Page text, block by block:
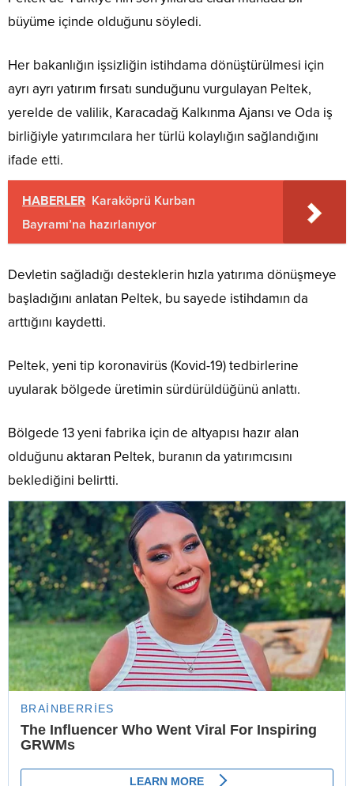
büyüme içinde olduğunu söyledi.
Her bakanlığın işsizliğin istihdama dönüştürülmesi için
ayrı ayrı yatırım fırsatı sunduğunu vurgulayan Peltek,
yerelde de valilik, Karacadağ Kalkınma Ajansı ve Oda iş
birliğiyle yatırımcılara her türlü kolaylığın sağlandığını
ifade etti.
HABERLER Karaköprü Kurban
Bayramı’na hazırlanıyor
Devletin sağladığı desteklerin hızla yatırıma dönüşmeye
başladığını anlatan Peltek, bu sayede istihdamın da
arttığını kaydetti.
Peltek, yeni tip koronavirüs (Kovid-19) tedbirlerine
uyularak bölgede üretimin sürdürüldüğünü anlattı.
Bölgede 13 yeni fabrika için de altyapısı hazır alan
olduğunu aktaran Peltek, buranın da yatırımcısını
beklediğini belirtti.